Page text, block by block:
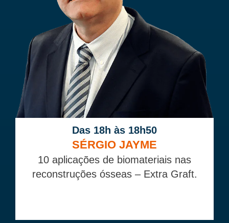
Das 18h às 18h50
SÉRGIO JAYME
10 aplicações de biomateriais nas
reconstruções ósseas – Extra Graft.